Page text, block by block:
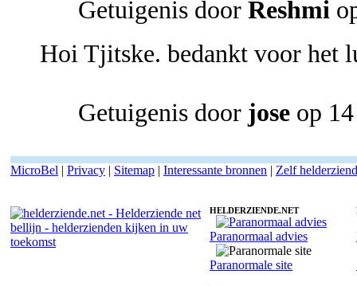
Getuigenis door Reshmi
Hoi Tjitske. bedankt voor het
Getuigenis door jose op
MicroBel | Privacy | Sitemap | Interessante bronnen | Zelf
HELDERZIENDE.NET
Paranormaal advies
Paranormale site